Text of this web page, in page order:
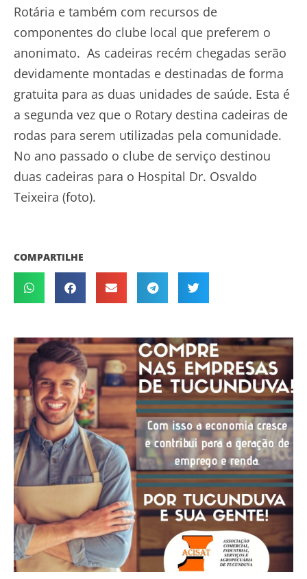
Rotária e também com recursos de
componentes do clube local que preferem o
anonimato. As cadeiras recém chegadas serão
devidamente montadas e destinadas de forma
gratuita para as duas unidades de saúde. Esta é
a segunda vez que o Rotary destina cadeiras de
rodas para serem utilizadas pela comunidade.
No ano passado o clube de serviço destinou
duas cadeiras para o Hospital Dr. Osvaldo
Teixeira (foto).
COMPARTILHE